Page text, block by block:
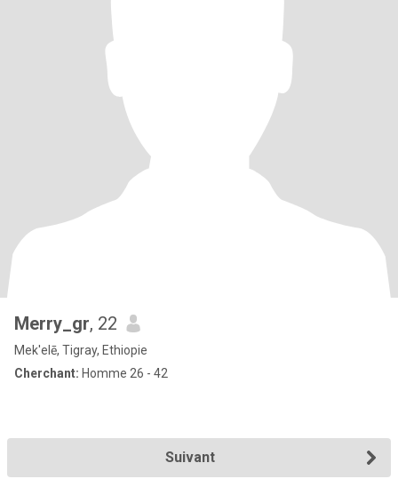
Merry_gr, 22
Mek'elē, Tigray, Ethiopie
Cherchant: Homme 26 - 42
Suivant